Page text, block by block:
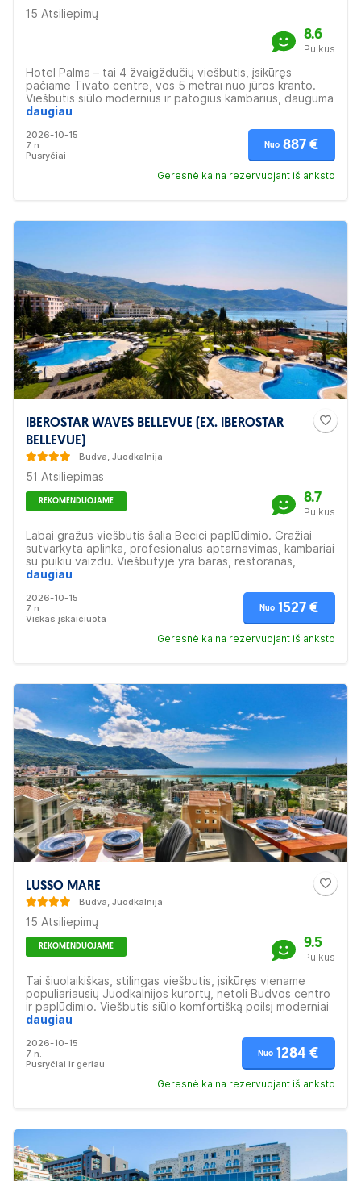
15 Atsiliepimų
8.6
Puikus
Hotel Palma – tai 4 žvaigždučių viešbutis, įsikūręs
pačiame Tivato centre, vos 5 metrai nuo jūros kranto.
Viešbutis siūlo modernius ir patogius kambarius, dauguma
jų su vaizdu į Tivat įlanką. Svečiams taip pat prieinami
salė.Rekomenduojama poroms
daugiau
2026-10-15
7 n.
Pusryčiai
Nuo 887 €
Geresnė kaina rezervuojant iš anksto
IBEROSTAR WAVES BELLEVUE (EX. IBEROSTAR
BELLEVUE)
Budva, Juodkalnija
51 Atsiliepimas
REKOMENDUOJAME 8.7
Puikus
Labai gražus viešbutis šalia Becici paplūdimio. Gražiai
sutvarkyta aplinka, profesionalus aptarnavimas, kambariai
su puikiu vaizdu. Viešbutyje yra baras, restoranas,
baseinas, spa centras, sauna. Viešbutis labai tvarkingas ir
šeimų atostogoms.
daugiau
2026-10-15
7 n.
Viskas įskaičiuota
Nuo 1527 €
Geresnė kaina rezervuojant iš anksto
LUSSO MARE
Budva, Juodkalnija
15 Atsiliepimų
REKOMENDUOJAME 9.5
Puikus
Tai šiuolaikiškas, stilingas viešbutis, įsikūręs viename
populiariausių Juodkalnijos kurortų, netoli Budvos centro
ir paplūdimio. Viešbutis siūlo komfortišką poilsį moderniai
įrengtuose kambariuose su visais patogumais. Viešbutyje
baras. Netoliese rasite daugybę kavinių, parduotuvių ir
pramogų vietų, todėl tai puikus pasirinkimas tiek aktyviam
poilsiui, tiek ramioms atostogoms.
daugiau
2026-10-15
7 n.
Pusryčiai ir geriau
Nuo 1284 €
Geresnė kaina rezervuojant iš anksto